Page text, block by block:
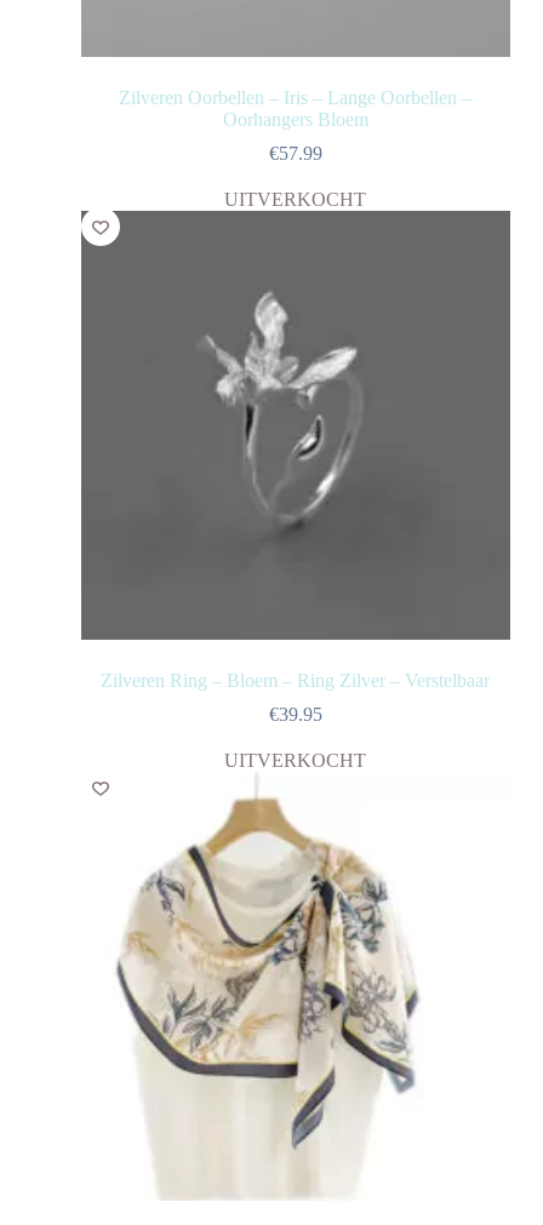
Zilveren Oorbellen – Iris – Lange Oorbellen –
Oorhangers Bloem
€57.99
UITVERKOCHT
Zilveren Ring – Bloem – Ring Zilver – Verstelbaar
€39.95
UITVERKOCHT